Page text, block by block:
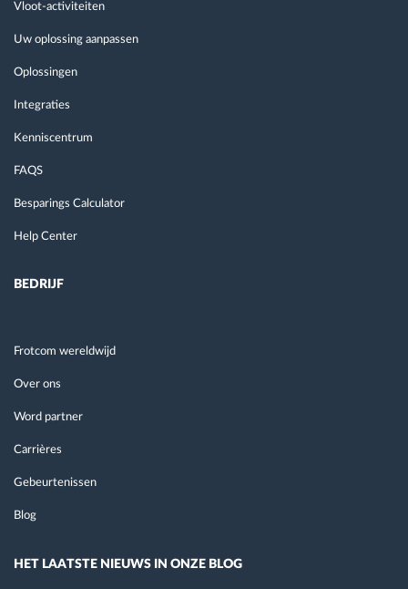
Vloot-activiteiten
Uw oplossing aanpassen
Oplossingen
Integraties
Kenniscentrum
FAQS
Besparings Calculator
Help Center
BEDRIJF
Frotcom wereldwijd
Over ons
Word partner
Carrières
Gebeurtenissen
Blog
HET LAATSTE NIEUWS IN ONZE BLOG